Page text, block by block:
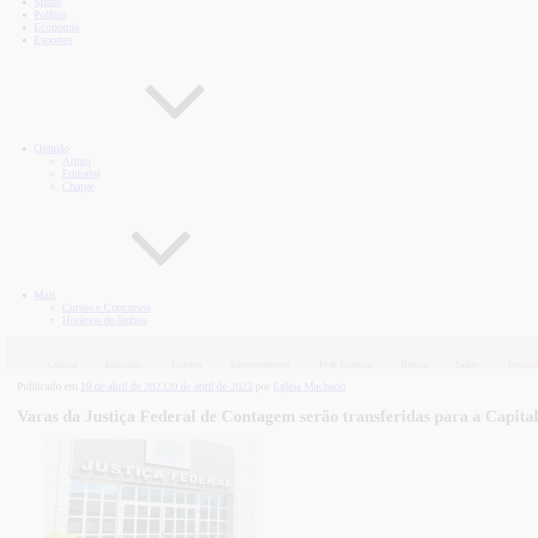
Política
Economia
Esportes
Opinião
Artigo
Editorial
Charge
Mais
Cursos e Concursos
Horários de ônibus
Publicado em 19 de abril de 2023 20 de abril de 2023 por Egleia Machado
Varas da Justiça Federal de Contagem serão transferidas para a Capital